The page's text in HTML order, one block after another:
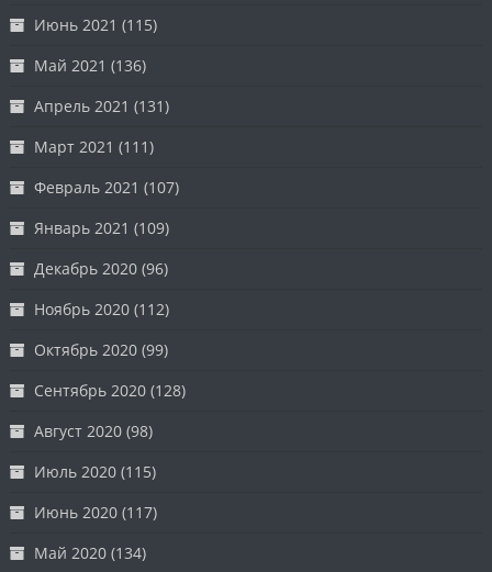
Июнь 2021 (115)
Май 2021 (136)
Апрель 2021 (131)
Март 2021 (111)
Февраль 2021 (107)
Январь 2021 (109)
Декабрь 2020 (96)
Ноябрь 2020 (112)
Октябрь 2020 (99)
Сентябрь 2020 (128)
Август 2020 (98)
Июль 2020 (115)
Июнь 2020 (117)
Май 2020 (134)